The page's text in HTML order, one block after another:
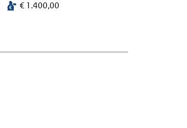
€ 1.400,00